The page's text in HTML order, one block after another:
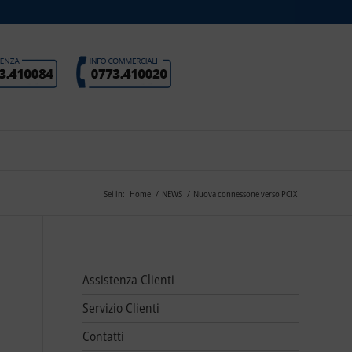
Sei in: Home / NEWS / Nuova connessone verso PCIX
Assistenza Clienti
Servizio Clienti
Contatti